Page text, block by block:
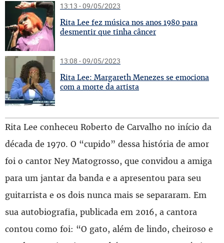
13:13 - 09/05/2023
Rita Lee fez música nos anos 1980 para
desmentir que tinha câncer
13:08 - 09/05/2023
Rita Lee: Margareth Menezes se emociona
com a morte da artista
Rita Lee conheceu Roberto de Carvalho no início da
década de 1970. O “cupido” dessa história de amor
foi o cantor Ney Matogrosso, que convidou a amiga
para um jantar da banda e a apresentou para seu
guitarrista e os dois nunca mais se separaram. Em
sua autobiografia, publicada em 2016, a cantora
contou como foi: “O gato, além de lindo, cheiroso e